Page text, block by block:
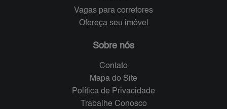
Vagas para corretores
Ofereça seu imóvel
Sobre nós
Contato
Mapa do Site
Política de Privacidade
Trabalhe Conosco